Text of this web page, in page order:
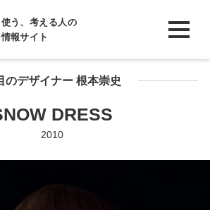
う、考える人の
報サイト
のデザイナー 根本崇史
DRESS
2010